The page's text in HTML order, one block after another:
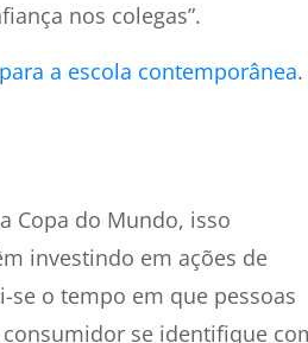
nos colegas”.
a escola contemporânea.
Copa do Mundo, isso
investindo em ações de
o tempo em que pessoas
se identifique